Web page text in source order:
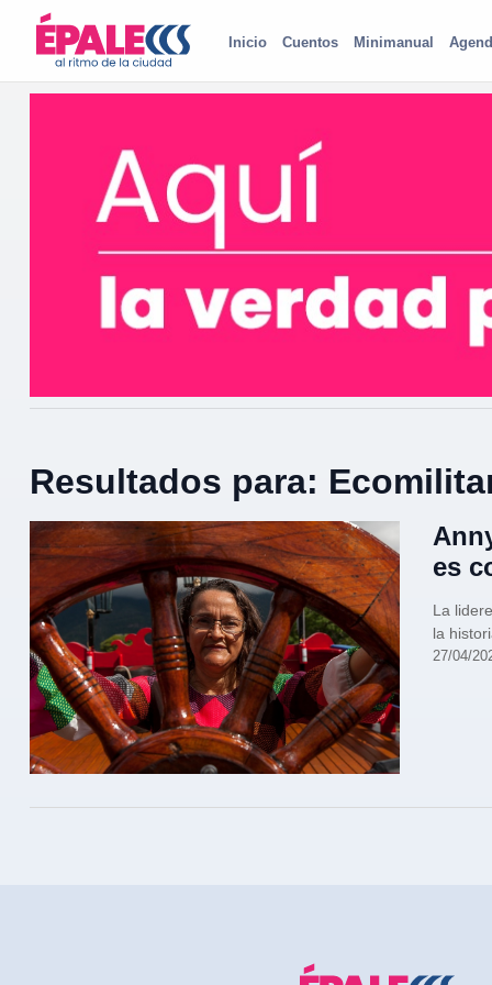
Inicio Cuentos Minimanual
Resultados para:
es
La
la
27/04/